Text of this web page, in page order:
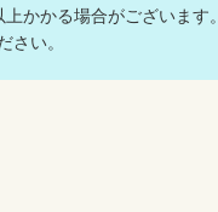
かかる場合がございます。
い。